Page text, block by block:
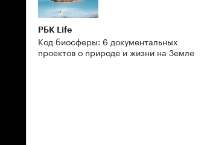
РБК Life
Код биосферы: 6 документальных
проектов о природе и жизни на Земле